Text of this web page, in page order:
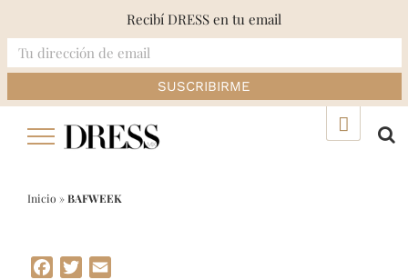
Inicio »BAFWEEK
Facebook
Twitter
Recibí DRESS en tu email